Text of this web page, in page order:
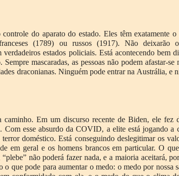
do aparato do estado. Eles têm exatamente o
(1789) ou russos (1917). Não deixarão
estados policiais. Está acontecendo bem
mascaradas, as pessoas não podem afastar-se
draconianas. Ninguém pode entrar na Austrália, e
Em um discurso recente de Biden, ele fez
esse absurdo da COVID, a elite está jogando a
doméstico. Está conseguindo deslegitimar os
em geral e os homens brancos em particular. O
não poderá fazer nada, e a maioria aceitará,
que pode para aumentar o medo: o medo por nossa